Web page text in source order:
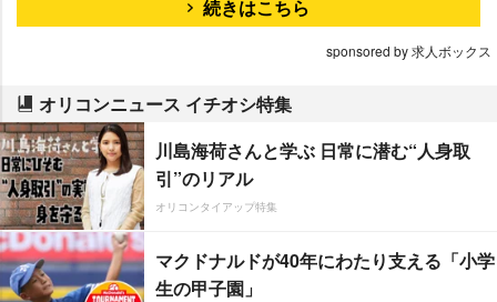
続きはこちら
sponsored by 求人ボックス
オリコンニュース イチオシ特集
川島海荷さんと学ぶ 日常に潜む“人身取
引”のリアル
オリコンタイアップ特集
マクドナルドが40年にわたり支える「小学
生の甲子園」